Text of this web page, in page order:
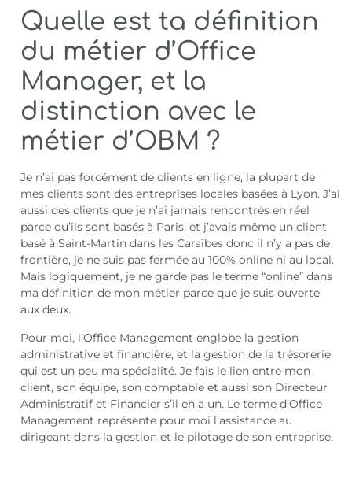
Quelle est ta définition
du métier d’Office
Manager, et la
distinction avec le
métier d’OBM ?
Je n’ai pas forcément de clients en ligne, la plupart de
mes clients sont des entreprises locales basées à Lyon. J’ai
aussi des clients que je n’ai jamais rencontrés en réel
parce qu’ils sont basés à Paris, et j’avais même un client
basé à Saint-Martin dans les Caraïbes donc il n’y a pas de
frontière, je ne suis pas fermée au 100% online ni au local.
Mais logiquement, je ne garde pas le terme “online” dans
ma définition de mon métier parce que je suis ouverte
aux deux.
Pour moi, l’Office Management englobe la gestion
administrative et financière, et la gestion de la trésorerie
qui est un peu ma spécialité. Je fais le lien entre mon
client, son équipe, son comptable et aussi son Directeur
Administratif et Financier s’il en a un. Le terme d’Office
Management représente pour moi l’assistance au
dirigeant dans la gestion et le pilotage de son entreprise.